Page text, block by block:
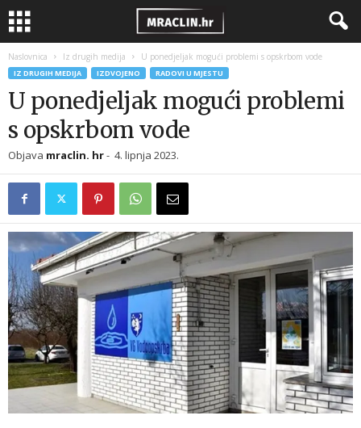
Naslovnica Iz drugih medija U ponedjeljak mogući problemi s opskrbom vode
IZ DRUGIH MEDIJA IZDVOJENO RADOVI U MJESTU
U ponedjeljak mogući problemi
s opskrbom vode
Objava mraclin. hr- 4. lipnja 2023.